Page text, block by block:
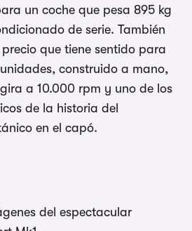
un coche que pesa 895 kg
de serie. También
que tiene sentido para
construido a mano,
a 10.000 rpm y uno de los
de la historia del
en el capó.
del espectacular